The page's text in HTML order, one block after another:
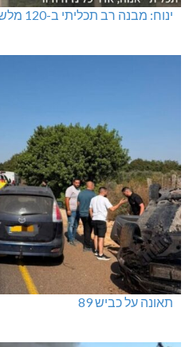
ינוח: מבנה רב תכליתי ב-120 מלש"ח
תאונה על כביש 89